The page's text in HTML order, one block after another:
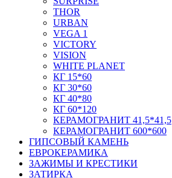
THOR
URBAN
VEGA 1
VICTORY
VISION
WHITE PLANET
КГ 15*60
КГ 30*60
КГ 40*80
КГ 60*120
КЕРАМОГРАНИТ 41,5*41,5
КЕРАМОГРАНИТ 600*600
ГИПСОВЫЙ КАМЕНЬ
ЕВРОКЕРАМИКА
ЗАЖИМЫ И КРЕСТИКИ
ЗАТИРКА